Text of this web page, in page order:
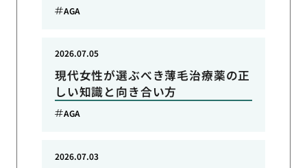
AGA
現代女性が選ぶべき薄毛治療薬の正
しい知識と向き合い方
2026.07.05
AGA
2026.07.03